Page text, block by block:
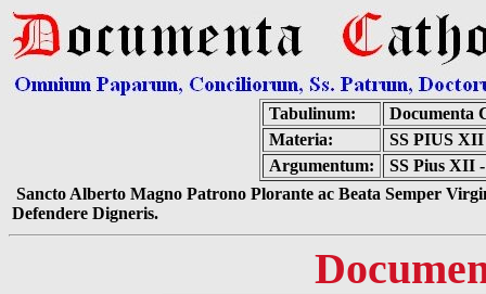
Tabulinum:
Documenta
Materia:
SS PIUS
Argumentum:
SS Pius XII
Sancto Alberto Magno Patrono Plorante ac Beata Semper
Defendere Digneris.